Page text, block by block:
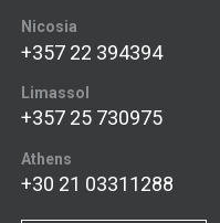
Nicosia
+357 22 394394
Limassol
+357 25 730975
Athens
+30 21 03311288